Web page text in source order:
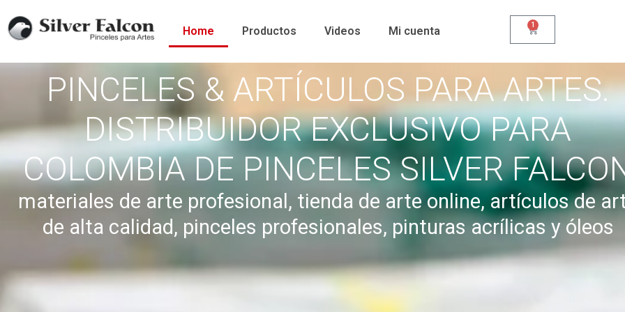
Home Productos Videos Mi cuenta 1
PINCELES & ARTÍCULOS PARA ARTES.
DISTRIBUIDOR EXCLUSIVO PARA
COLOMBIA DE PINCELES SILVER
materiales de arte profesional, tienda de arte online, artículos de
de alta calidad, pinceles profesionales, pinturas acrílicas y óleos